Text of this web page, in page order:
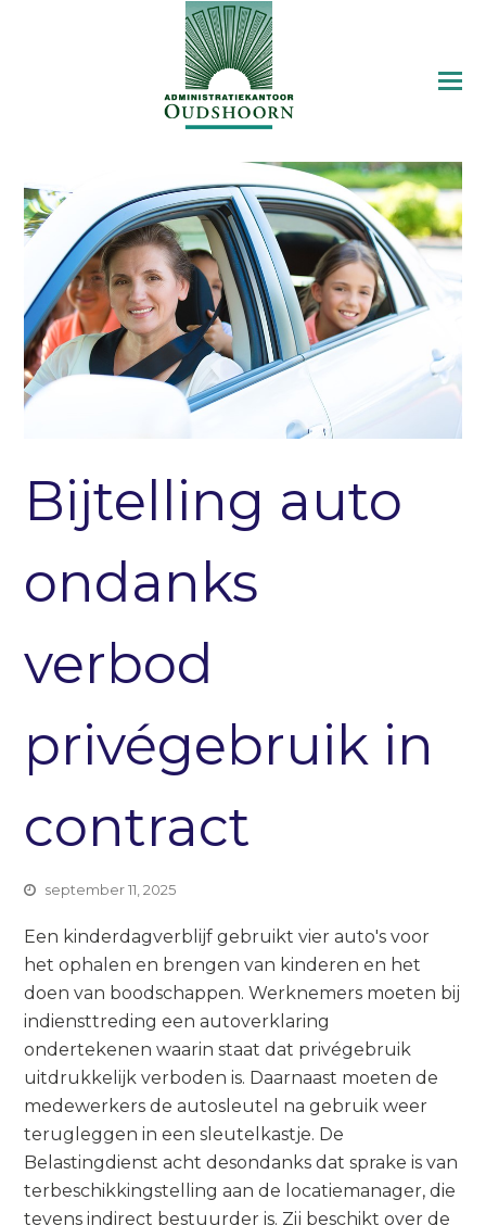
Bijtelling auto
ondanks
verbod
privégebruik in
contract
september 11, 2025
Een kinderdagverblijf gebruikt vier auto's voor
het ophalen en brengen van kinderen en het
doen van boodschappen. Werknemers moeten bij
indiensttreding een autoverklaring
ondertekenen waarin staat dat privégebruik
uitdrukkelijk verboden is. Daarnaast moeten de
medewerkers de autosleutel na gebruik weer
terugleggen in een sleutelkastje. De
Belastingdienst acht desondanks dat sprake is van
terbeschikkingstelling aan de locatiemanager, die
tevens indirect bestuurder is. Zij beschikt over de